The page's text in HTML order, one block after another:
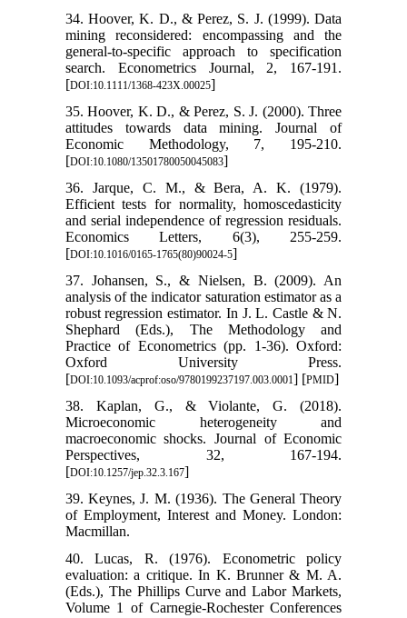
34. Hoover, K. D., & Perez, S. J. (1999). Data
mining reconsidered: encompassing and the
general-to-specific approach to specification
search. Econometrics Journal, 2, 167-191.
[DOI:10.1111/1368-423X.00025]
35. Hoover, K. D., & Perez, S. J. (2000). Three
attitudes towards data mining. Journal of
Economic Methodology, 7, 195-210.
[DOI:10.1080/13501780050045083]
36. Jarque, C. M., & Bera, A. K. (1979).
Efficient tests for normality, homoscedasticity
and serial independence of regression residuals.
Economics Letters, 6(3), 255-259.
[DOI:10.1016/0165-1765(80)90024-5]
37. Johansen, S., & Nielsen, B. (2009). An
analysis of the indicator saturation estimator as a
robust regression estimator. In J. L. Castle & N.
Shephard (Eds.), The Methodology and
Practice of Econometrics (pp. 1-36). Oxford:
Oxford University Press.
[DOI:10.1093/acprof:oso/9780199237197.003.0001] [PMID]
38. Kaplan, G., & Violante, G. (2018).
Microeconomic heterogeneity and
macroeconomic shocks. Journal of Economic
Perspectives, 32, 167-194.
[DOI:10.1257/jep.32.3.167]
39. Keynes, J. M. (1936). The General Theory
of Employment, Interest and Money. London:
Macmillan.
40. Lucas, R. (1976). Econometric policy
evaluation: a critique. In K. Brunner & M. A.
(Eds.), The Phillips Curve and Labor Markets,
Volume 1 of Carnegie-Rochester Conferences